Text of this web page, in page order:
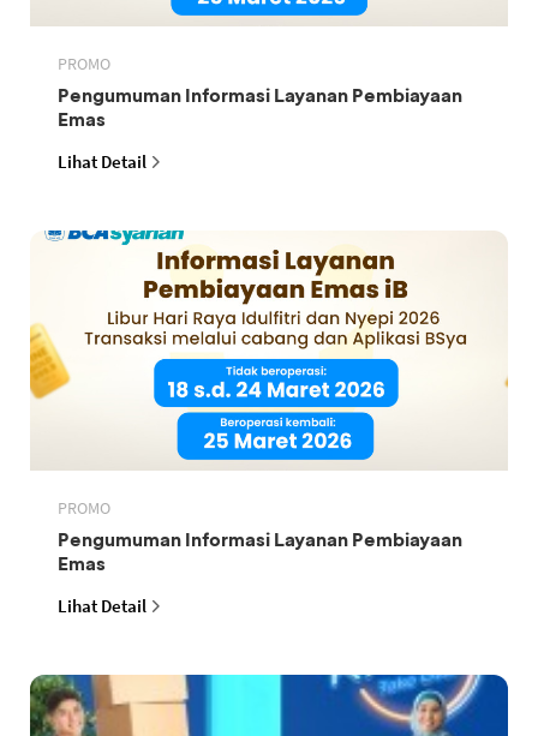
PROMO
Pengumuman Informasi Layanan Pembiayaan
Emas
Lihat Detail
PROMO
Pengumuman Informasi Layanan Pembiayaan
Emas
Lihat Detail